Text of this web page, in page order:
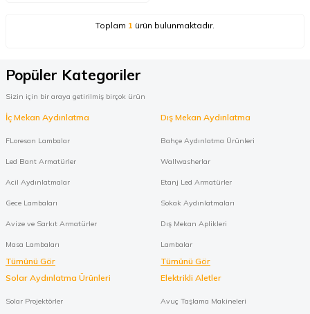
Toplam 1 ürün bulunmaktadır.
Popüler Kategoriler
Sizin için bir araya getirilmiş birçok ürün
İç Mekan Aydınlatma
FLoresan Lambalar
Led Bant Armatürler
Acil Aydınlatmalar
Gece Lambaları
Avize ve Sarkıt Armatürler
Masa Lambaları
Tümünü Gör
Dış Mekan Aydınlatma
Bahçe Aydınlatma Ürünleri
Wallwasherlar
Etanj Led Armatürler
Sokak Aydınlatmaları
Dış Mekan Aplikleri
Lambalar
Tümünü Gör
Solar Aydınlatma Ürünleri
Solar Projektörler
Elektrikli Aletler
Avuç Taşlama Makineleri